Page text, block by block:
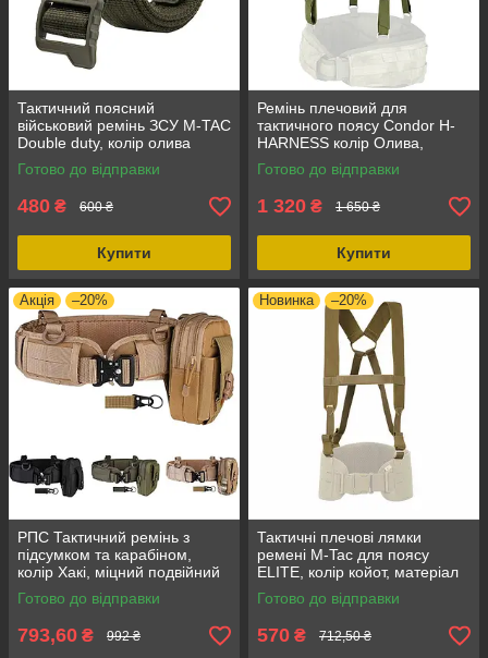
Тактичний поясний
військовий ремінь ЗСУ M-TAC
Double duty, колір олива
1150, довжина 1150 мм, стан
новий
Готово до відправки
480 ₴ 600 ₴
Купити
Ремінь плечовий для
тактичного поясу Condor H-
HARNESS колір Олива,
матеріал нейлон, оливковий
колір
Готово до відправки
1 320 ₴ 1 650 ₴
Купити
Акція –20%
РПС Тактичний ремінь з
підсумком та карабіном,
колір Хакі, міцний подвійний
нейлоновий пояс із системою
MOLLE
Готово до відправки
793,60 ₴ 992 ₴
Новинка –20%
Тактичні плечові лямки
ремені M-Tac для поясу
ELITE, колір койот, матеріал
MIL-SPEC, 4 точки кріплення
Готово до відправки
570 ₴ 712,50 ₴